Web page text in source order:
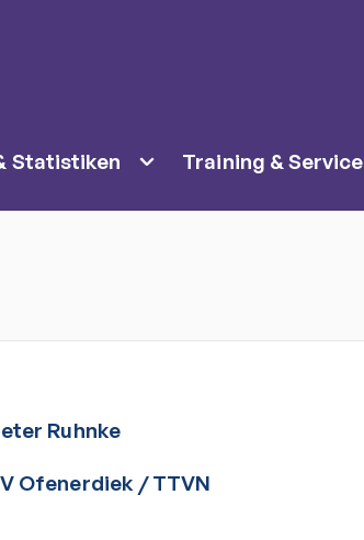
Statistiken Training & Service
Ruhnke
Ofenerdiek /TTVN